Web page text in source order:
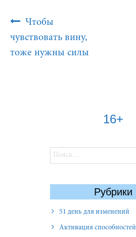
Post
Navigation
Чтобы
чувствовать вину,
тоже нужны силы
16+
Найти:
Рубрики
51 день для изменений
Активация